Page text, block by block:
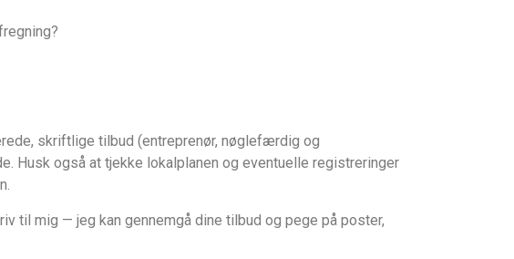
skriftlige tilbud (entreprenør, nøglefærdig og
Husk også at tjekke lokalplanen og eventuelle registreringer
til mig — jeg kan gennemgå dine tilbud og pege på poster,